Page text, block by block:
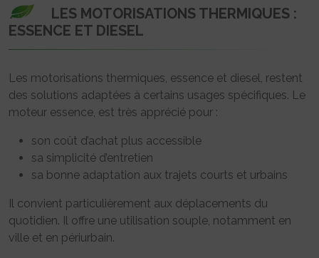
LES MOTORISATIONS THERMIQUES :
ESSENCE ET DIESEL
Les motorisations thermiques, essence et diesel, restent
des solutions adaptées à certains usages spécifiques. Le
moteur essence, est très apprécié pour :
son coût d’achat plus accessible
sa simplicité d’entretien
sa bonne adaptation aux trajets courts et urbains
Il convient particulièrement aux déplacements du
quotidien. Il offre une utilisation souple, notamment en
ville et en périurbain.